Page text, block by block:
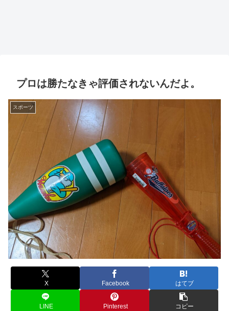
プロは勝たなきゃ評価されないんだよ。
スポーツ
X Facebook はてブ
LINE Pinterest コピー